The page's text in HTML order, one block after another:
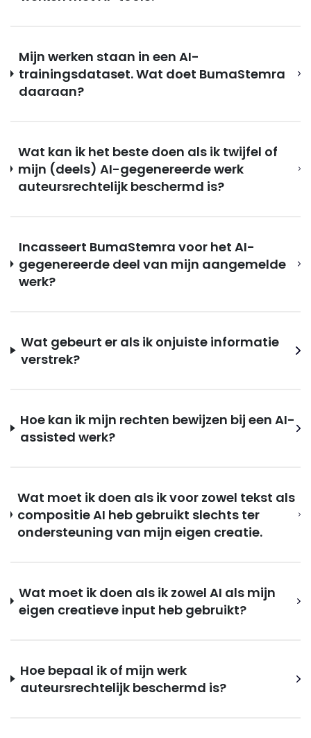
Mijn werken staan in een AI-
trainingsdataset. Wat doet BumaStemra
daaraan?
Wat kan ik het beste doen als ik twijfel of
mijn (deels) AI-gegenereerde werk
auteursrechtelijk beschermd is?
Incasseert BumaStemra voor het AI-
gegenereerde deel van mijn aangemelde
werk?
Wat gebeurt er als ik onjuiste informatie
verstrek?
Hoe kan ik mijn rechten bewijzen bij een AI-
assisted werk?
Wat moet ik doen als ik voor zowel tekst als
compositie AI heb gebruikt slechts ter
ondersteuning van mijn eigen creatie.
Wat moet ik doen als ik zowel AI als mijn
eigen creatieve input heb gebruikt?
Hoe bepaal ik of mijn werk
auteursrechtelijk beschermd is?